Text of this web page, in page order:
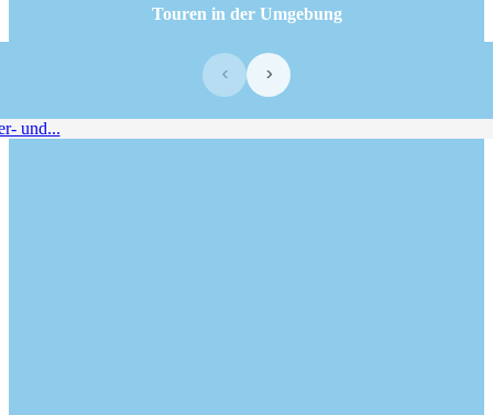
Touren in der Umgebung
‹ ›